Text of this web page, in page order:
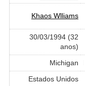
Khaos Wlliams
30/03/1994 (32
anos)
Michigan
Estados Unidos